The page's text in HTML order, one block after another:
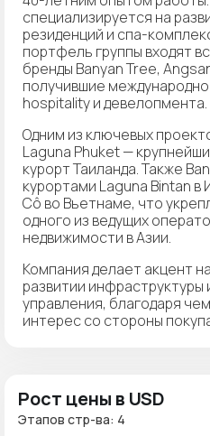
специализируется на
резиденций и спа-
портфель группы входят
бренды Banyan Tree,
получившие
hospitality и девелопмента.
Одним из ключевых
Laguna Phuket —
курорт Таиланда. Также
курортами Laguna Bintan в
Cô во Вьетнаме, что
одного из ведущих
недвижимости в Азии.
Компания делает акцент
развитии инфраструктуры
управления, благодаря
интерес со стороны
Рост цены в USD
Этапов стр-ва: 4